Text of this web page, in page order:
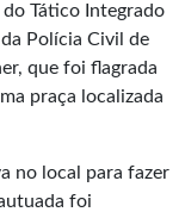
Tático Integrado
da Polícia Civil de
que foi flagrada
praça localizada
no local para fazer
foi